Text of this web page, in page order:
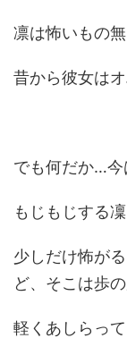
凛は怖いもの
昔から彼女は
でも何だか…今
もじもじする凜
少しだけ怖が
ど、そこは歩の
軽くあしらって